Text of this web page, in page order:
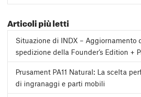
Articoli più letti
Situazione di INDX – Aggiornamento
spedizione della Founder’s Edition +
Prusament PA11 Natural: La scelta
di ingranaggi e parti mobili